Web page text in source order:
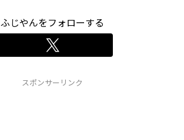
ふじやんをフォローする
スポンサーリンク